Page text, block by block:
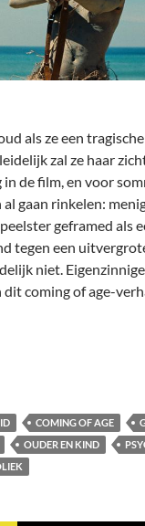
als ze een
zal ze haar
de film, en voor
al gaan rinkelen:
geframed als
tegen een
niet.
dit coming of age-
Ava (2017) [Drama]
COMING OF AGE
OUDER EN KIND